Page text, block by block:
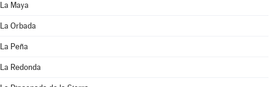
La Maya
La Orbada
La Peña
La Redonda